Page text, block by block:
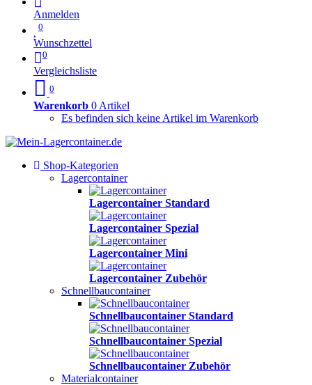
Anmelden
0
Wunschzettel
0
Vergleichsliste
0
Warenkorb 0 Artikel
Es befinden sich keine Artikel im Warenkorb
Shop-Kategorien
Lagercontainer
Lagercontainer Standard
Lagercontainer Spezial
Lagercontainer Mini
Lagercontainer Zubehör
Schnellbaucontainer
Schnellbaucontainer Standard
Schnellbaucontainer Spezial
Schnellbaucontainer Zubehör
Materialcontainer